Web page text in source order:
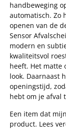
handbeweging
automatisch. Zo
openen van de
Sensor
modern en
kwaliteitsvol
heeft. Het matte
look. Daarnaast
openingstijd,
hebt om je afval
Een item dat
product. Lees